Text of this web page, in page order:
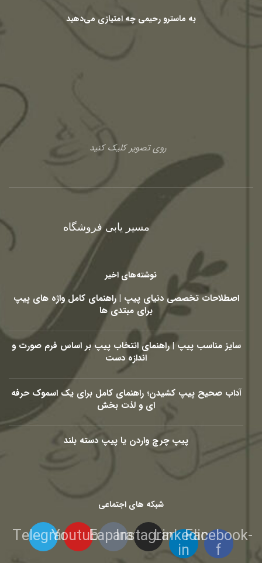
به ماسترو رحیمی چه امتیازی می‌دهید
روی تصویر کلیک کنید
مسیر یابی فروشگاه
نوشته‌های اخیر
اصطلاحات تخصصی دنیای پیپ | راهنمای کامل واژه های پیپ
برای مبتدی ها
سایز مناسب پیپ | راهنمای انتخاب پیپ بر اساس فرم صورت و
اندازه دست
آداب صحیح پیپ کشیدن؛ راهنمای کامل برای یک اسموک حرفه
ای و لذت بخش
پیپ چرچ واردن یا پیپ دسته بلند
شبکه های اجتماعی
Facebook-
f
Linkedin-
in
Instagram
Eaparat
Youtube
Telegram